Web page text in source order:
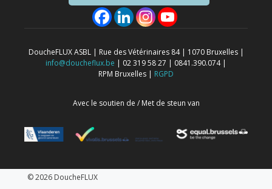
DoucheFLUX ASBL | Rue des Vétérinaires 84 | 1070 Bruxelles |
info@doucheflux.be | 02 319 58 27 | 0841.390.074 |
RPM Bruxelles | RGPD
Avec le soutien de / Met de steun van
© 2026 DoucheFLUX